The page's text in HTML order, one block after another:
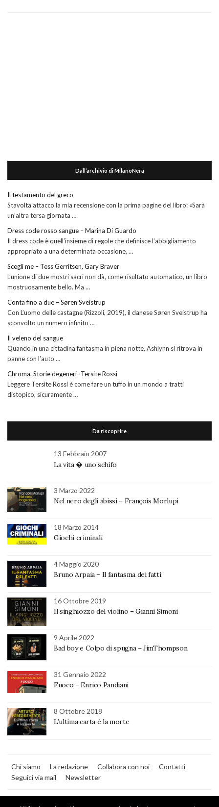
Dall’archivio di MilanoNera
Il testamento del greco
Stavolta attacco la mia recensione con la prima pagine del libro: «Sarà
un’altra tersa giornata …
Dress code rosso sangue – Marina Di Guardo
Il dress code è quell’insieme di regole che definisce l’abbigliamento
appropriato a una determinata occasione, …
Scegli me – Tess Gerritsen, Gary Braver
L’unione di due mostri sacri non dà, come risultato automatico, un libro
mostruosamente bello. Ma …
Conta fino a due – Søren Sveistrup
Con L’uomo delle castagne (Rizzoli, 2019), il danese Søren Sveistrup ha
sconvolto un numero infinito …
Il veleno del sangue
Quando in una cittadina fantasma in piena notte, Ashlynn si ritrova in
panne con l’auto …
Chroma. Storie degeneri- Tersite Rossi
Leggere Tersite Rossi è come fare un tuffo in un mondo a tratti
distopico, sicuramente …
Da riscoprire
13 Febbraio 2007
La vita � uno schifo
3 Marzo 2022
Nel nero degli abissi – François Morlupi
18 Marzo 2014
Giochi criminali
4 Maggio 2020
Bruno Arpaia – Il fantasma dei fatti
16 Ottobre 2019
Il singhiozzo del violino – Gianni Simoni
9 Aprile 2022
Bad boy e Colpo di spugna – JimThompson
31 Gennaio 2022
Fuoco – Enrico Pandiani
8 Ottobre 2018
L’ultima carta è la morte
Chi siamo La redazione Collabora con noi
Contatti
Seguici via mail
Newsletter